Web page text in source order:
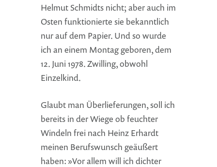
Helmut Schmidts nicht; aber auch im
Osten funktionierte sie bekanntlich
nur auf dem Papier. Und so wurde
ich an einem Montag geboren, dem
12. Juni 1978. Zwilling, obwohl
Einzelkind.
Glaubt man Überlieferungen, soll ich
bereits in der Wiege ob feuchter
Windeln frei nach Heinz Erhardt
meinen Berufswunsch geäußert
haben: »Vor allem will ich dichter